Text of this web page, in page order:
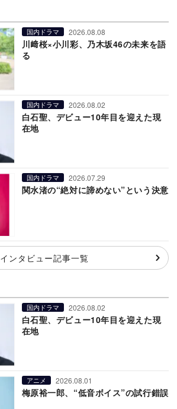
国内ドラマ 2026.08.08
川﨑桜×小川彩、乃木坂46の未来を語
る
国内ドラマ 2026.08.02
白石聖、デビュー10年目を迎えた現
在地
国内ドラマ 2026.07.29
関水渚の“絶対に諦めない”という決意
インタビュー記事一覧
国内ドラマ 2026.08.02
白石聖、デビュー10年目を迎えた現
在地
アニメ 2026.08.01
梅原裕一郎、“低音ボイス”の試行錯誤